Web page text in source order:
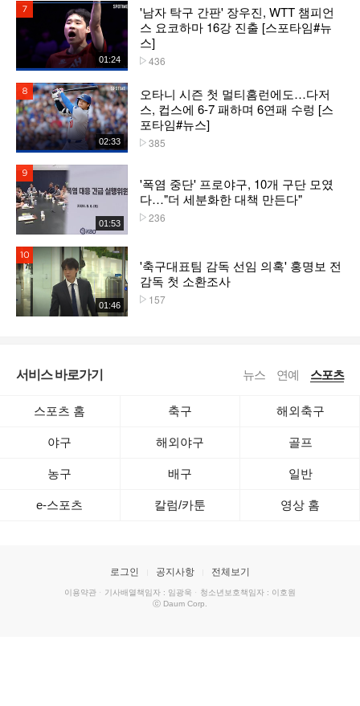
01:24
'남자 탁구 간판' 장우진, WTT 챔피언
스 요코하마 16강 진출 [스포타임#뉴
스]
436
02:33
오타니 시즌 첫 멀티홈런에도…다저
스, 컵스에 6-7 패하며 6연패 수렁 [스
포타임#뉴스]
385
01:53
'폭염 중단' 프로야구, 10개 구단 모였
다…"더 세분화한 대책 만든다"
236
01:46
'축구대표팀 감독 선임 의혹' 홍명보 전
감독 첫 소환조사
157
서비스 바로가기 뉴스 연예 스포츠
스포츠 홈 축구 해외축구
야구 해외야구 골프
농구 배구 일반
e-스포츠 칼럼/카툰 영상 홈
로그인 공지사항 전체보기
이용약관 · 기사배열책임자 : 임광욱 · 청소년보호책임자 : 이호원
ⓒ Daum Corp.